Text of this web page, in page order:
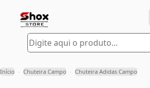
Início › Chuteira Campo › Chuteira Adidas Campo